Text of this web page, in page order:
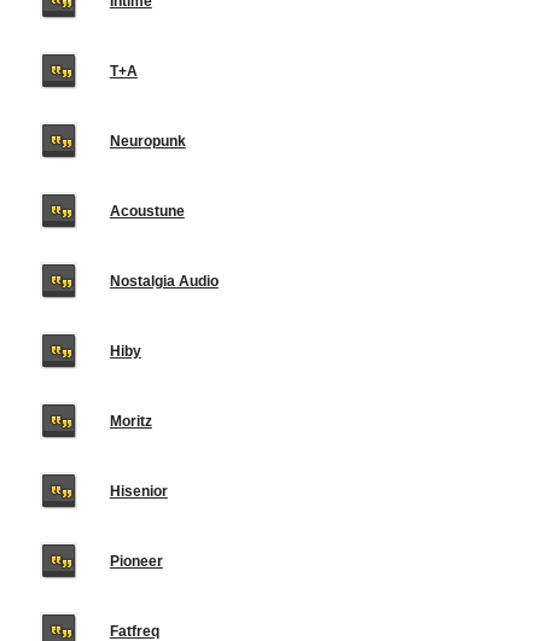
T+A
Neuropunk
Acoustune
Nostalgia Audio
Hiby
Moritz
Hisenior
Pioneer
Fatfreq